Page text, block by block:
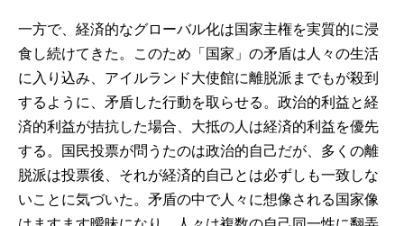
一方で、経済的なグローバル化は国家主権を実質的に浸
食し続けてきた。このため「国家」の矛盾は人々の生活
に入り込み、アイルランド大使館に離脱派までもが殺到
するように、矛盾した行動を取らせる。政治的利益と経
済的利益が拮抗した場合、大抵の人は経済的利益を優先
する。国民投票が問うたのは政治的自己だが、多くの離
脱派は投票後、それが経済的自己とは必ずしも一致しな
いことに気づいた。矛盾の中で人々に想像される国家像